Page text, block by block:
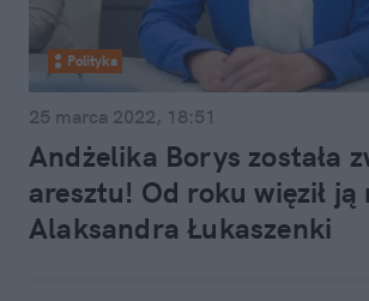
Polityka
25 marca 2022, 18:51
Andżelika Borys została
aresztu! Od roku więził ją
Alaksandra Łukaszenki